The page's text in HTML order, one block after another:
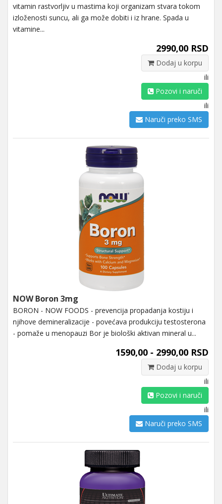
vitamin rastvorljiv u mastima koji organizam stvara tokom
izloženosti suncu, ali ga može dobiti i iz hrane. Spada u
vitamine...
2990,00 RSD
Dodaj u korpu
ili
Pozovi i naruči
ili
Naruči preko SMS
NOW Boron 3mg
BORON - NOW FOODS - prevencija propadanja kostiju i
njihove demineralizacije - povećava produkciju testosterona
- pomaže u menopauzi Bor je biološki aktivan mineral u...
1590,00 - 2990,00 RSD
Dodaj u korpu
ili
Pozovi i naruči
ili
Naruči preko SMS